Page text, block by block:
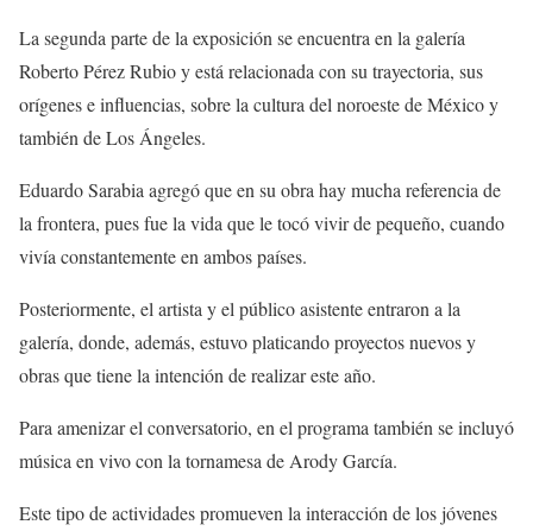
La segunda parte de la exposición se encuentra en la galería
Roberto Pérez Rubio y está relacionada con su trayectoria, sus
orígenes e influencias, sobre la cultura del noroeste de México y
también de Los Ángeles.
Eduardo Sarabia agregó que en su obra hay mucha referencia de
la frontera, pues fue la vida que le tocó vivir de pequeño, cuando
vivía constantemente en ambos países.
Posteriormente, el artista y el público asistente entraron a la
galería, donde, además, estuvo platicando proyectos nuevos y
obras que tiene la intención de realizar este año.
Para amenizar el conversatorio, en el programa también se incluyó
música en vivo con la tornamesa de ArodyGarcía.
Este tipo de actividades promueven la interacción de los jóvenes